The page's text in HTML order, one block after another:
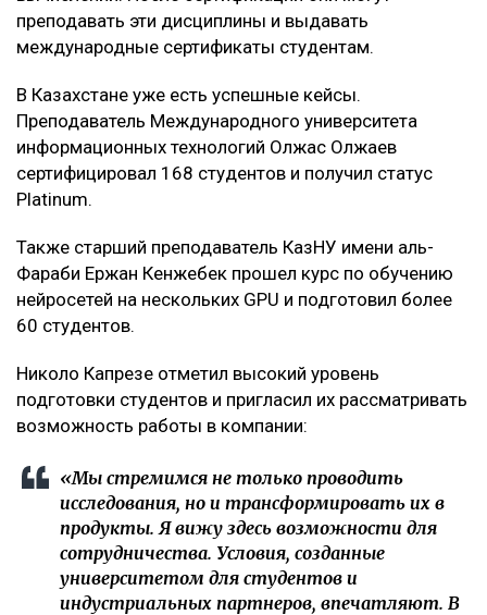
преподавать эти дисциплины и выдавать
международные сертификаты студентам.
В Казахстане уже есть успешные кейсы.
Преподаватель Международного университета
информационных технологий Олжас Олжаев
сертифицировал 168 студентов и получил статус
Platinum.
Также старший преподаватель КазНУ имени аль-
Фараби Ержан Кенжебек прошел курс по обучению
нейросетей на нескольких GPU и подготовил более
60 студентов.
Николо Капрезе отметил высокий уровень
подготовки студентов и пригласил их рассматривать
возможность работы в компании:
«Мы стремимся не только проводить
исследования, но и трансформировать их в
продукты. Я вижу здесь возможности для
сотрудничества. Условия, созданные
университетом для студентов и
индустриальных партнеров, впечатляют. В